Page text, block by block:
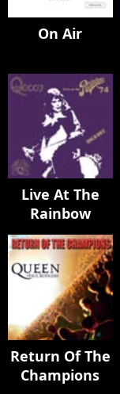
On Air
Live At The
Rainbow
Return Of The
Champions